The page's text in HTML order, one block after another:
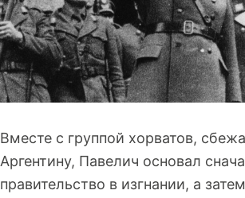
Вместе с группой хорватов,
Аргентину, Павелич основал
правительство в изгнании, а